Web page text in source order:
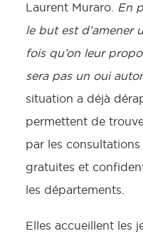
Laurent Muraro.
En
le but est d’amener
fois qu’on leur
sera pas un oui
situation a déjà
permettent de
par les
gratuites et
les départements.
Elles accueillent les